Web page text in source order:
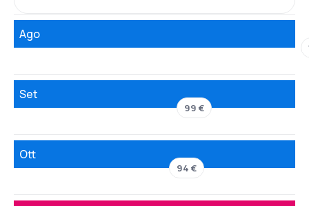
Ago
Set
99 €
Ott
94 €